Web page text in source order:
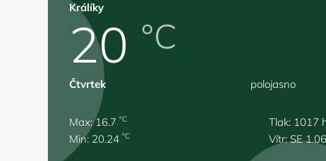
Králíky
20 °C
Čtvrtek polojasno
Max: 16.7°C
Min: 20.24°C
Tlak: 1017
Vítr: SE 1.06